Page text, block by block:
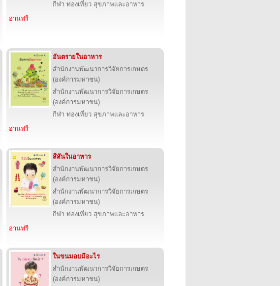
กีฬา ท่องเที่ยว สุขภาพและอาหาร
อ่านฟรี
อันตรายในอาหาร
สำนักงานพัฒนาการวิจัยการเกษตร
(องค์การมหาชน)
สำนักงานพัฒนาการวิจัยการเกษตร
(องค์การมหาชน)
กีฬา ท่องเที่ยว สุขภาพและอาหาร
อ่านฟรี
สีสันในอาหาร
สำนักงานพัฒนาการวิจัยการเกษตร
(องค์การมหาชน)
สำนักงานพัฒนาการวิจัยการเกษตร
(องค์การมหาชน)
กีฬา ท่องเที่ยว สุขภาพและอาหาร
อ่านฟรี
ในขนมอบมีอะไร
สำนักงานพัฒนาการวิจัยการเกษตร
(องค์การมหาชน)